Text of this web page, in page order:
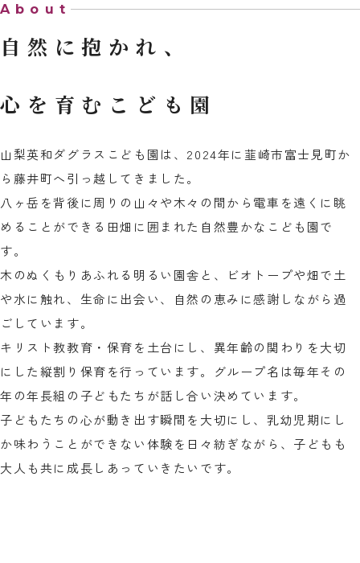
About
自然に抱かれ、
心を育むこども園
山梨英和ダグラスこども園は、2024年に韮崎市富士見町か
ら藤井町へ引っ越してきました。
八ヶ岳を背後に周りの山々や木々の間から電車を遠くに眺
めることができる田畑に囲まれた自然豊かなこども園で
す。
木のぬくもりあふれる明るい園舎と、ビオトープや畑で土
や水に触れ、生命に出会い、自然の恵みに感謝しながら過
ごしています。
キリスト教教育・保育を土台にし、異年齢の関わりを大切
にした縦割り保育を行っています。グループ名は毎年その
年の年長組の子どもたちが話し合い決めています。
子どもたちの心が動き出す瞬間を大切にし、乳幼児期にし
か味わうことができない体験を日々紡ぎながら、子どもも
大人も共に成長しあっていきたいです。